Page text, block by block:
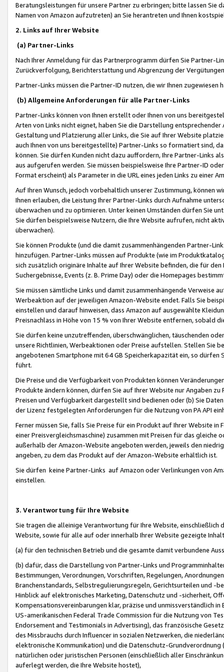
Beratungsleistungen für unsere Partner zu erbringen; bitte lassen Sie
Namen von Amazon aufzutreten) an Sie herantreten und Ihnen
2. Links auf Ihrer Website
(a) Partner-Links
Nach Ihrer Anmeldung für das Partnerprogramm dürfen Sie Partner-
Zurückverfolgung, Berichterstattung und Abgrenzung der
Partner-Links müssen die Partner-ID nutzen, die wir Ihnen zugewiesen
(b) Allgemeine Anforderungen für alle Partner-Links
Partner-Links können von Ihnen erstellt oder Ihnen von uns
Arten von Links nicht eignet, haben Sie die Darstellung
Gestaltung und Platzierung aller Links, die Sie auf Ihrer Website
auch Ihnen von uns bereitgestellte) Partner-Links so formatiert sind,
können. Sie dürfen Kunden nicht dazu auffordern, Ihre Partner-Links
aus aufgerufen werden. Sie müssen beispielsweise Ihre Partner-ID
Format erscheint) als Parameter in die URL eines jeden Links zu einer
Auf Ihren Wunsch, jedoch vorbehaltlich unserer Zustimmung, können
Ihnen erlauben, die Leistung Ihrer Partner-Links durch Aufnahme
überwachen und zu optimieren. Unter keinen Umständen dürfen Sie
Sie dürfen beispielsweise Nutzern, die Ihre Website aufrufen, nicht
überwachen).
Sie können Produkte (und die damit zusammenhängenden Partner-
hinzufügen. Partner-Links müssen auf Produkte (wie im
sich zusätzlich originäre Inhalte auf Ihrer Website befinden, die für
Suchergebnisse, Events (z. B. Prime Day) oder die Homepages
Sie müssen sämtliche Links und damit zusammenhängende
Werbeaktion auf der jeweiligen Amazon-Website endet. Falls Sie
einstellen und darauf hinweisen, dass Amazon auf ausgewählte
Preisnachlass in Höhe von 15 % von Ihrer Website entfernen, sobald
Sie dürfen keine unzutreffenden, überschwänglichen, täuschenden
unsere Richtlinien, Werbeaktionen oder Preise aufstellen. Stellen Sie
angebotenen Smartphone mit 64 GB Speicherkapazität ein, so dürfen
führt.
Die Preise und die Verfügbarkeit von Produkten können
Produkte ändern können, dürfen Sie auf Ihrer Website nur Angaben
Preisen und Verfügbarkeit dargestellt sind bedienen oder (b) Sie
der Lizenz festgelegten Anforderungen für die Nutzung von PA API
Ferner müssen Sie, falls Sie Preise für ein Produkt auf Ihrer Website
einer Preisvergleichsmaschine) zusammen mit Preisen für das
außerhalb der Amazon-Website angeboten werden, jeweils den
angeben, zu dem das Produkt auf der Amazon-Website erhältlich ist.
Sie dürfen keine Partner-Links auf Amazon oder Verlinkungen von
einstellen.
3. Verantwortung für Ihre Website
Sie tragen die alleinige Verantwortung für Ihre Website,
Website, sowie für alle auf oder innerhalb Ihrer Website gezeigte
(a) für den technischen Betrieb und die gesamte damit verbundene
(b) dafür, dass die Darstellung von Partner-Links und
Bestimmungen, Verordnungen, Vorschriften, Regelungen,
Branchenstandards, Selbstregulierungsregeln, Gerichtsurteilen und -
Hinblick auf elektronisches Marketing, Datenschutz und -sicherheit,
Kompensationsvereinbarungen klar, präzise und unmissverständlich
US-amerikanischen Federal Trade Commission für die Nutzung von
Endorsement and Testimonials in Advertising), das französische
des Missbrauchs durch Influencer in sozialen Netzwerken, die
elektronische Kommunikation) und die Datenschutz-
natürlichen oder juristischen Personen (einschließlich aller
auferlegt werden, die Ihre Website hostet),